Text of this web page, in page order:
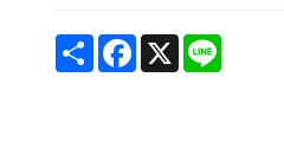
Share Facebook
X